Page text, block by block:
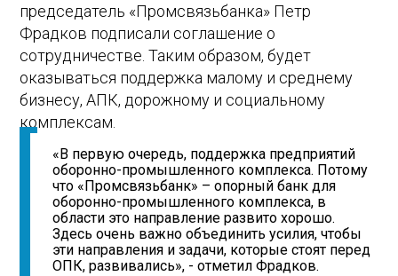
председатель «Промсвязьбанка» Петр
Фрадков подписали соглашение о
сотрудничестве. Таким образом, будет
оказываться поддержка малому и среднему
бизнесу, АПК, дорожному и социальному
комплексам.
«В первую очередь, поддержка предприятий
оборонно-промышленного комплекса. Потому
что «Промсвязьбанк» – опорный банк для
оборонно-промышленного комплекса, в
области это направление развито хорошо.
Здесь очень важно объединить усилия, чтобы
эти направления и задачи, которые стоят перед
ОПК, развивались», - отметил Фрадков.